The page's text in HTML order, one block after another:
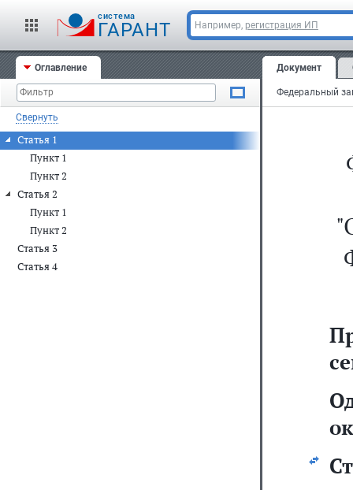
cистема
ГАРАНТ Например, регистрация ИП
Оглавление
Свернуть
Статья 1
Пункт 1
Пункт 2
Статья 2
Пункт 1
Пункт 2
Статья 3
Статья 4
Документ